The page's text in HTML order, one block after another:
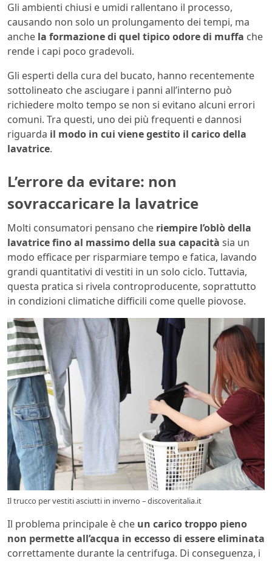
Gli ambienti chiusi e umidi rallentano il processo,
causando non solo un prolungamento dei tempi, ma
anche la formazione di quel tipico odore di muffa che
rende i capi poco gradevoli.
Gli esperti della cura del bucato, hanno recentemente
sottolineato che asciugare i panni all’interno può
richiedere molto tempo se non si evitano alcuni errori
comuni. Tra questi, uno dei più frequenti e dannosi
riguarda il modo in cui viene gestito il carico della
lavatrice.
L’errore da evitare: non
sovraccaricare la lavatrice
Molti consumatori pensano che riempire l’oblò della
lavatrice fino al massimo della sua capacità sia un
modo efficace per risparmiare tempo e fatica, lavando
grandi quantitativi di vestiti in un solo ciclo. Tuttavia,
questa pratica si rivela controproducente, soprattutto
in condizioni climatiche difficili come quelle piovose.
Il trucco per vestiti asciutti in inverno – discoveritalia.it
Il problema principale è che un carico troppo pieno
non permette all’acqua in eccesso di essere eliminata
correttamente durante la centrifuga. Di conseguenza, i